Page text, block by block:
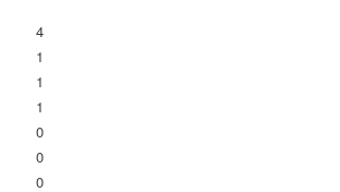
4
1
1
1
0
0
0